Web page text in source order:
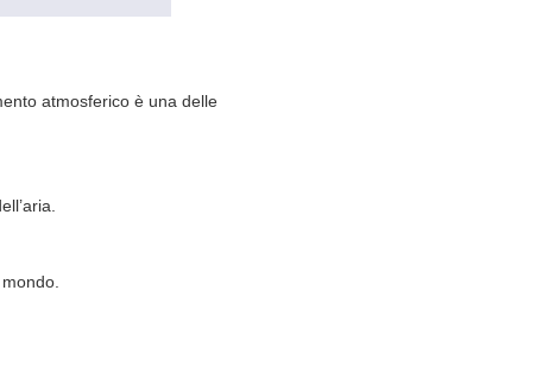
atmosferico è una delle